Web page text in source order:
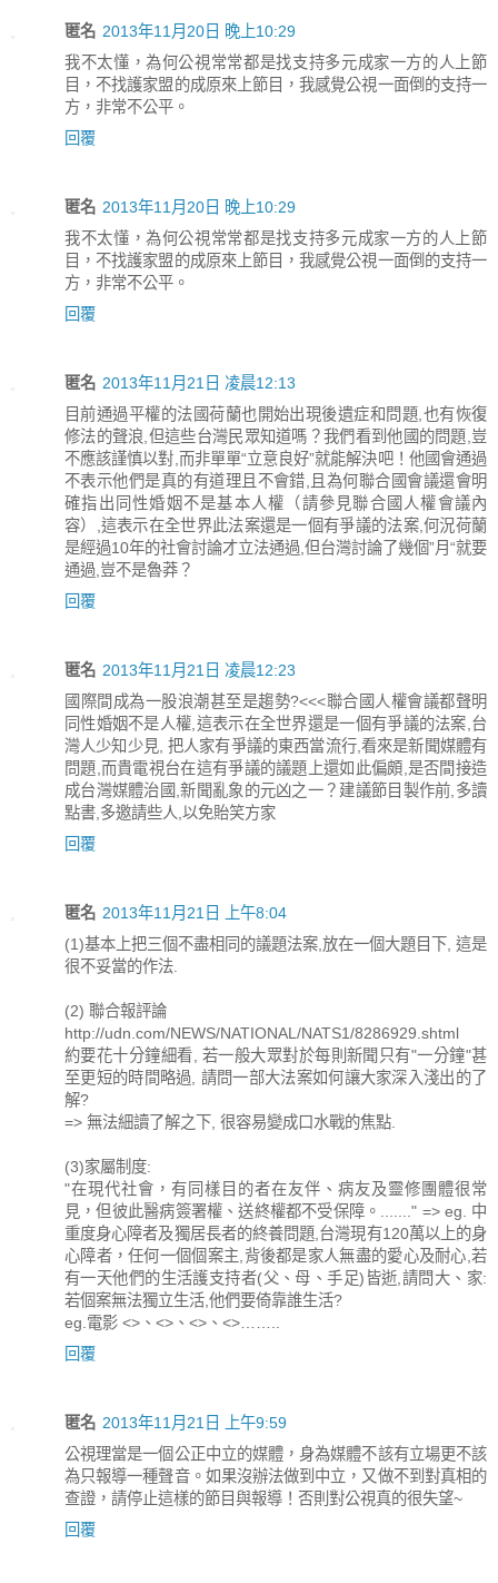
匿名 2013年11月20日 晚上10:29
我不太懂，為何公視常常都是找支持多元成家一方的人上節
目，不找護家盟的成原來上節目，我感覺公視一面倒的支持一
方，非常不公平。
回覆
匿名 2013年11月20日 晚上10:29
我不太懂，為何公視常常都是找支持多元成家一方的人上節
目，不找護家盟的成原來上節目，我感覺公視一面倒的支持一
方，非常不公平。
回覆
匿名 2013年11月21日 凌晨12:13
目前通過平權的法國荷蘭也開始出現後遺症和問題,也有恢復
修法的聲浪,但這些台灣民眾知道嗎？我們看到他國的問題,豈
不應該謹慎以對,而非單單“立意良好”就能解決吧！他國會通過
不表示他們是真的有道理且不會錯,且為何聯合國會議還會明
確指出同性婚姻不是基本人權（請參見聯合國人權會議內
容）,這表示在全世界此法案還是一個有爭議的法案,何況荷蘭
是經過10年的社會討論才立法通過,但台灣討論了幾個”月“就要
通過,豈不是魯莽？
回覆
匿名 2013年11月21日 凌晨12:23
國際間成為一股浪潮甚至是趨勢?<<<聯合國人權會議都聲明
同性婚姻不是人權,這表示在全世界還是一個有爭議的法案,台
灣人少知少見, 把人家有爭議的東西當流行,看來是新聞媒體有
問題,而貴電視台在這有爭議的議題上還如此偏頗,是否間接造
成台灣媒體治國,新聞亂象的元凶之一？建議節目製作前,多讀
點書,多邀請些人,以免貽笑方家
回覆
匿名 2013年11月21日 上午8:04
(1)基本上把三個不盡相同的議題法案,放在一個大題目下, 這是
很不妥當的作法.
(2) 聯合報評論
http://udn.com/NEWS/NATIONAL/NATS1/8286929.shtml
約要花十分鐘細看, 若一般大眾對於每則新聞只有"一分鐘"甚
至更短的時間略過, 請問一部大法案如何讓大家深入淺出的了
解?
=> 無法細讀了解之下, 很容易變成口水戰的焦點.
(3)家屬制度:
"在現代社會，有同樣目的者在友伴、病友及靈修團體很常
見，但彼此醫病簽署權、送終權都不受保障。......." => eg. 中
重度身心障者及獨居長者的終養問題,台灣現有120萬以上的身
心障者，任何一個個案主,背後都是家人無盡的愛心及耐心,若
有一天他們的生活護支持者(父、母、手足)皆逝,請問大、家:
若個案無法獨立生活,他們要倚靠誰生活?
eg.電影 <>、<>、<>、<>……..
回覆
匿名 2013年11月21日 上午9:59
公視理當是一個公正中立的媒體，身為媒體不該有立場更不該
為只報導一種聲音。如果沒辦法做到中立，又做不到對真相的
查證，請停止這樣的節目與報導！否則對公視真的很失望~
回覆